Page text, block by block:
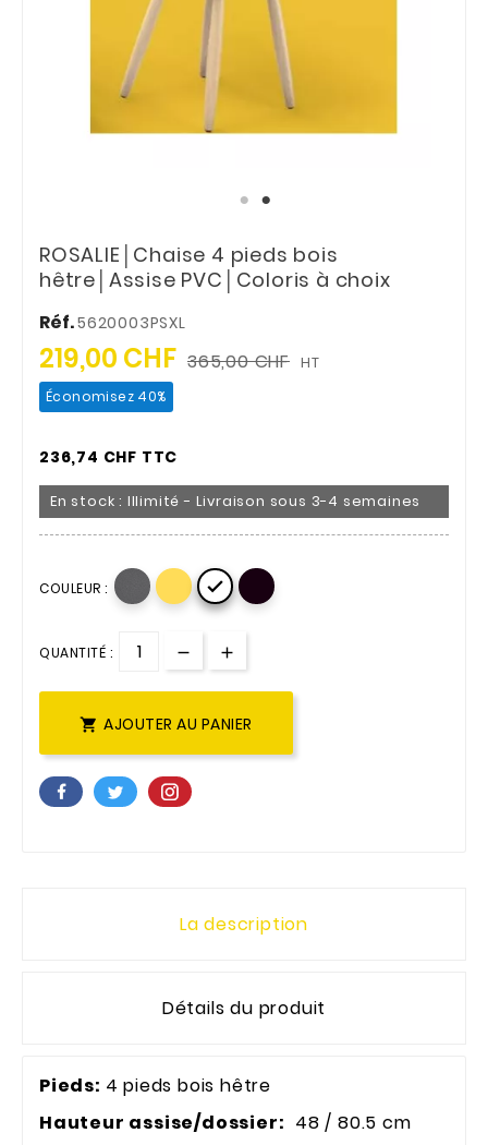
ROSALIE│Chaise 4 pieds bois
hêtre│Assise PVC│Coloris à choix
Réf.5620003PSXL
219,00 CHF 365,00 CHF HT
Économisez 40%
236,74 CHF TTC
En stock : Illimité - Livraison sous 3-4 semaines
COULEUR : 
QUANTITÉ :
 AJOUTER AU PANIER
La description
Détails du produit
Pieds: 4 pieds bois hêtre
Hauteur assise/dossier: 48 / 80.5 cm